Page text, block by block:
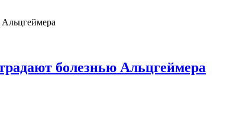
болезнью Альцгеймера